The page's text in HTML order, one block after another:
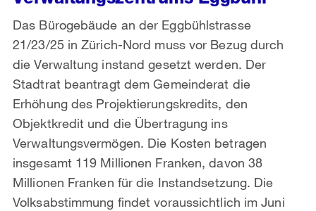
Das Bürogebäude an der Eggbühlstrasse
21/23/25 in Zürich-Nord muss vor Bezug durch
die Verwaltung instand gesetzt werden. Der
Stadtrat beantragt dem Gemeinderat die
Erhöhung des Projektierungskredits, den
Objektkredit und die Übertragung ins
Verwaltungsvermögen. Die Kosten betragen
insgesamt 119 Millionen Franken, davon 38
Millionen Franken für die Instandsetzung. Die
Volksabstimmung findet voraussichtlich im Juni